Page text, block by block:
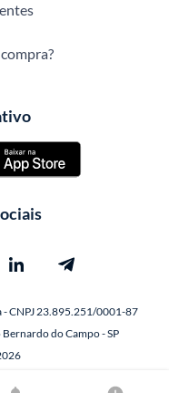
- CNPJ 23.895.251/0001-87
Bernardo do Campo - SP